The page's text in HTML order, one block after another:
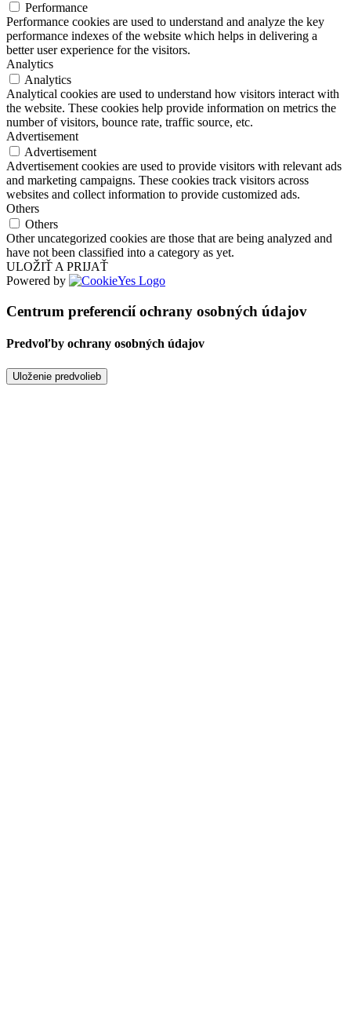
Performance
Performance cookies are used to understand and analyze the key
performance indexes of the website which helps in delivering a
better user experience for the visitors.
Analytics
Analytics
Analytical cookies are used to understand how visitors interact with
the website. These cookies help provide information on metrics the
number of visitors, bounce rate, traffic source, etc.
Advertisement
Advertisement
Advertisement cookies are used to provide visitors with relevant ads
and marketing campaigns. These cookies track visitors across
websites and collect information to provide customized ads.
Others
Others
Other uncategorized cookies are those that are being analyzed and
have not been classified into a category as yet.
ULOŽIŤ A PRIJAŤ
Powered by
Centrum preferencií ochrany osobných údajov
Predvoľby ochrany osobných údajov